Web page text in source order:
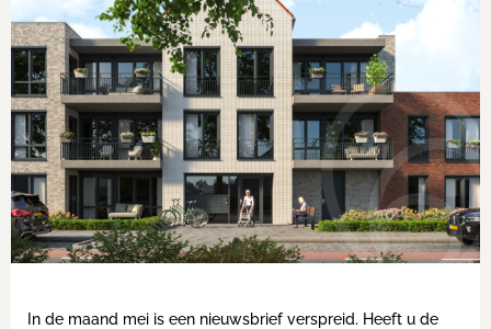
In de maand mei is een nieuwsbrief verspreid. Heeft u de